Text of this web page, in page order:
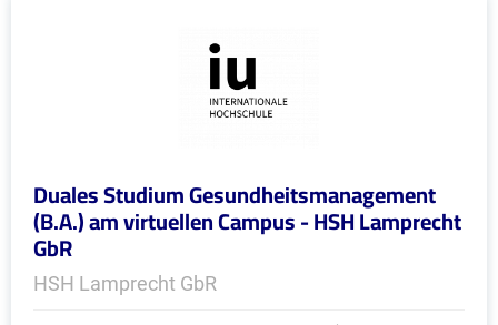
Duales Studium Gesundheitsmanagement
(B.A.) am virtuellen Campus - HSH Lamprecht
GbR
HSH Lamprecht GbR